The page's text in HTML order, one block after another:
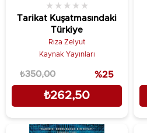
Tarikat Kuşatmasındaki
Türkiye
★ ★ ★ ★ ★
Rıza Zelyut
Kaynak Yayınları
₺262,50
₺350,00 %25